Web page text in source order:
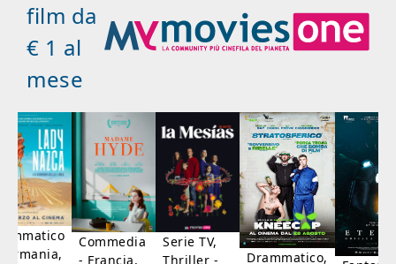
film da
€ 1 al
mese
Commedia
- Francia,
Serie TV,
Thriller -
Drammatico,